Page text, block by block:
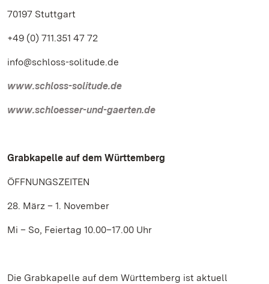
70197 Stuttgart
+49 (0) 711.351 47 72
info@schloss-solitude.de
www.schloss-solitude.de
www.schloesser-und-gaerten.de
Grabkapelle auf dem Württemberg
ÖFFNUNGSZEITEN
28. März – 1. November
Mi – So, Feiertag 10.00–17.00 Uhr
Die Grabkapelle auf dem Württemberg ist aktuell